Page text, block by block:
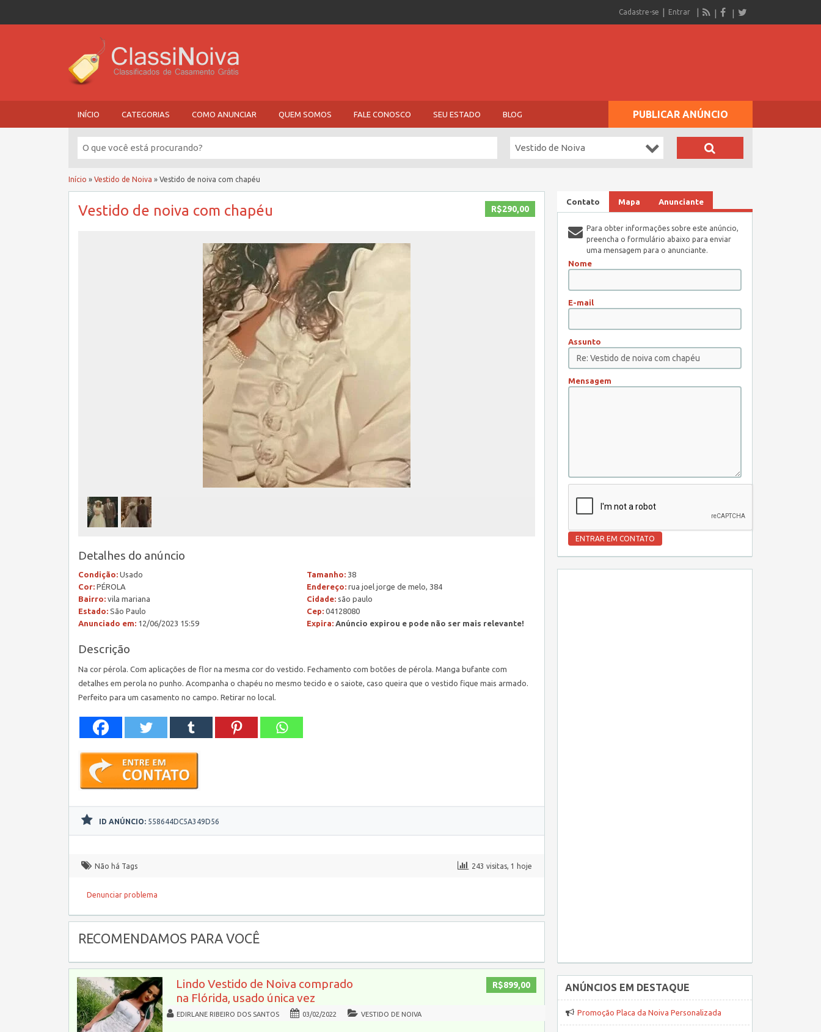
Cadastre-se Entrar
INÍCIO CATEGORIAS COMO ANUNCIAR QUEM SOMOS FALE CONOSCO SEU ESTADO BLOG PUBLICAR ANÚNCIO
Vestido de Noiva
Início » Vestido de Noiva » Vestido de noiva com chapéu
R$290,00
Vestido de noiva com chapéu
Detalhes do anúncio
Condição: Usado Tamanho: 38
Cor: PÉROLA Endereço: rua joel jorge de melo, 384
Bairro: vila mariana Cidade: são paulo
Estado: São Paulo Cep: 04128080
Anunciado em: 12/06/2023 15:59 Expira: Anúncio expirou e pode não ser mais relevante!
Descrição
Na cor pérola. Com aplicações de flor na mesma cor do vestido. Fechamento com botões de pérola. Manga bufante com
detalhes em perola no punho. Acompanha o chapéu no mesmo tecido e o saiote, caso queira que o vestido fique mais armado.
Perfeito para um casamento no campo. Retirar no local.
ID ANÚNCIO: 558644DC5A349D56
Não há Tags 243 visitas, 1 hoje
Denunciar problema
RECOMENDAMOS PARA VOCÊ
R$899,00
Lindo Vestido de Noiva comprado
na Flórida, usado única vez
EDIRLANE RIBEIRO DOS SANTOS 03/02/2022 VESTIDO DE NOIVA
Contato Mapa Anunciante
Para obter informações sobre este anúncio,
preencha o formulário abaixo para enviar
uma mensagem para o anunciante.
Nome
E-mail
Assunto
Mensagem
ANÚNCIOS EM DESTAQUE
Promoção Placa da Noiva Personalizada